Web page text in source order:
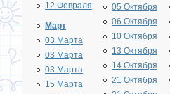
12 Февраля
Март
03 Марта
03 Марта
03 Марта
15 Марта
05 Октября
06 Октября
10 Октября
13 Октября
14 Октября
21 Октября